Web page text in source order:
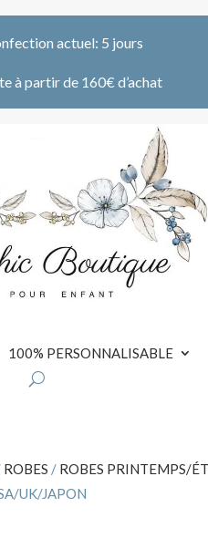
actuel: 5 jours
à partir de 160€ d’achat
100% PERSONNALISABLE
ROBES / ROBES PRINTEMPS/
UK/JAPON